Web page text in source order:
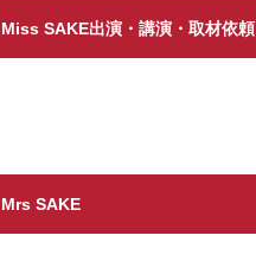
Miss SAKE出演・講演・取材依頼
Mrs SAKE